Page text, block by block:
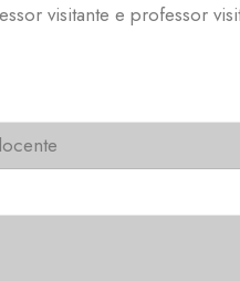
visitante e professor